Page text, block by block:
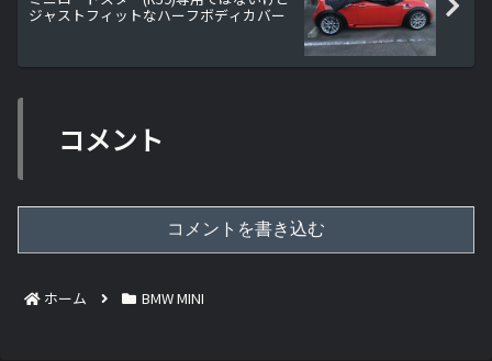
ジャストフィットなハーフボディカバー
コメント
コメントを書き込む
ホーム BMW MINI